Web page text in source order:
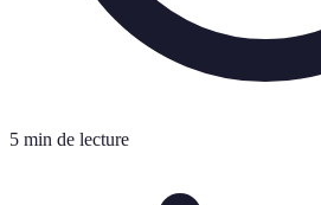
5 min de lecture